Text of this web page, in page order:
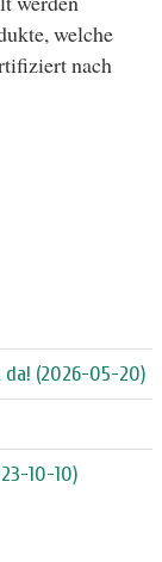
welche
nach
da! (2026-05-20)
10-10)